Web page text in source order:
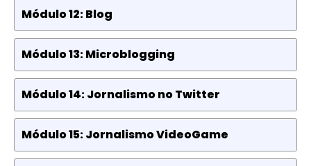
Módulo 12: Blog
Módulo 13: Microblogging
Módulo 14: Jornalismo no Twitter
Módulo 15: Jornalismo VideoGame